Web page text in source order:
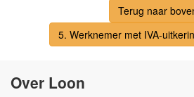
Terug naar
5. Werknemer met IVA-
Over Loon